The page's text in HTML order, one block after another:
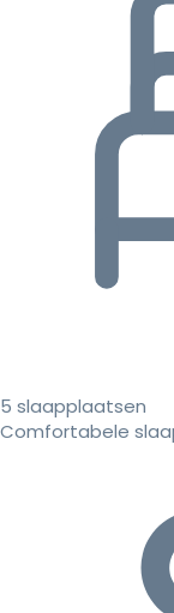
5 slaapplaatsen
Comfortabele